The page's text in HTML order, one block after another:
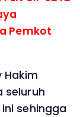
Pemkot
Hakim
seluruh
sehingga